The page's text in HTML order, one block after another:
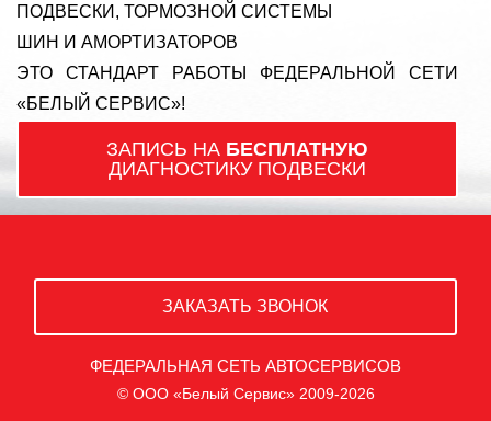
ПОДВЕСКИ, ТОРМОЗНОЙ СИСТЕМЫ
ШИН И АМОРТИЗАТОРОВ
ЭТО СТАНДАРТ РАБОТЫ ФЕДЕРАЛЬНОЙ СЕТИ
«БЕЛЫЙ СЕРВИС»!
ЗАПИСЬ НА БЕСПЛАТНУЮ
ДИАГНОСТИКУ ПОДВЕСКИ
ЗАКАЗАТЬ ЗВОНОК
ФЕДЕРАЛЬНАЯ СЕТЬ АВТОСЕРВИСОВ
© ООО «Белый Сервис» 2009-2026